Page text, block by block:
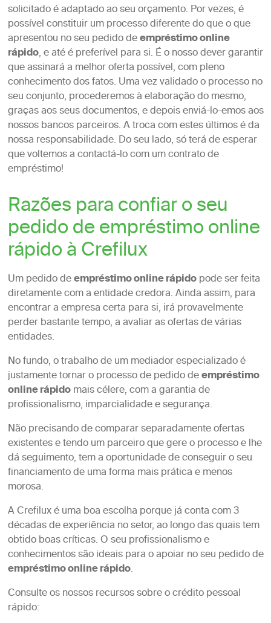
solicitado é adaptado ao seu orçamento. Por vezes, é
possível constituir um processo diferente do que o que
apresentou no seu pedido deempréstimo online
rápido, e até é preferível para si. É o nosso dever garantir
que assinará a melhor oferta possível, com pleno
conhecimento dos fatos. Uma vez validado o processo no
seu conjunto, procederemos à elaboração do mesmo,
graças aos seus documentos, e depois enviá-lo-emos aos
nossos bancos parceiros. A troca com estes últimos é da
nossa responsabilidade. Do seu lado, só terá de esperar
que voltemos a contactá-lo com um contrato de
empréstimo!
Razões para confiar o seu
pedido de empréstimo online
rápido à Crefilux
Um pedido deempréstimo online rápidopode ser feita
diretamente com a entidade credora. Ainda assim, para
encontrar a empresa certa para si, irá provavelmente
perder bastante tempo, a avaliar as ofertas de várias
entidades.
No fundo, o trabalho de um mediador especializado é
justamente tornar o processo de pedido deempréstimo
online rápidomais célere, com a garantia de
profissionalismo, imparcialidade e segurança.
Não precisando de comparar separadamente ofertas
existentes e tendo um parceiro que gere o processo e lhe
dá seguimento, tem a oportunidade de conseguir o seu
financiamento de uma forma mais prática e menos
morosa.
A Crefilux é uma boa escolha porque já conta com 3
décadas de experiência no setor, ao longo das quais tem
obtido boas críticas. O seu profissionalismo e
conhecimentos são ideais para o apoiar no seu pedido de
empréstimo online rápido.
Consulte os nossos recursos sobre o crédito pessoal
rápido: